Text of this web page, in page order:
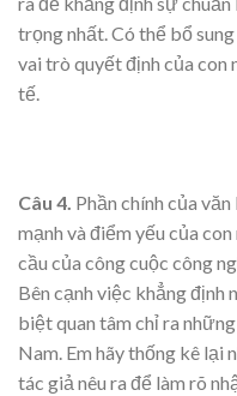
trọng nhất. Có thể bổ
vai trò quyết định của con
tế.
Câu 4. Phần chính của
mạnh và điểm yếu của
cầu của công cuộc công
Bên cạnh việc khẳng định
biệt quan tâm chỉ ra
Nam. Em hãy thống kê lại
tác giả nêu ra để làm rõ